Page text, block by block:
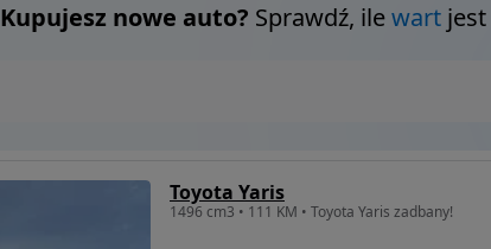
Kupujesz nowe auto? Sprawdź, ilewartjest
Toyota Yaris
1496 cm3 • 111 KM • Toyota Yaris zadbany!